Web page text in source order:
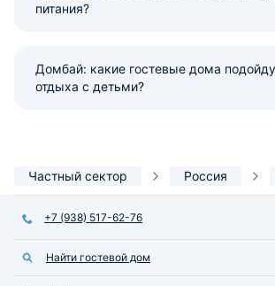
питания?
Домбай: какие гостевые дома
отдыха с детьми?
Частный сектор Россия
+7 (938) 517-62-76
Найти гостевой дом